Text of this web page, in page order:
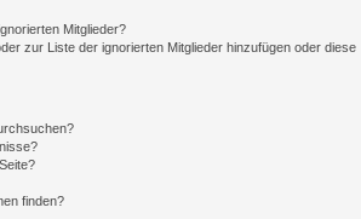
Mitglieder?
zur Liste der ignorierten Mitglieder hinzufügen oder diese
finden?